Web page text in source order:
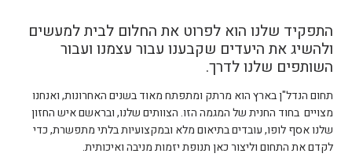
התפקיד שלנו הוא לפרוט את החלום לבית למעשים
ולהשיג את היעדים שקבענו עבור עצמנו ועבור
השותפים שלנו לדרך.
תחום הנדל"ן בארץ הוא מרתק ומתפתח מאוד בשנים האחרונות, ואנחנו
מצויים בחוד החנית של המגמה הזו. הצוותים שלנו, ובראשם איש החזון
שלנו אסף לופו, עובדים בתיאום מלא ובמקצועיות בלתי מתפשרת, כדי
לקדם את התחום וליצור כאן תנופת יזמות מניבה ואיכותית.